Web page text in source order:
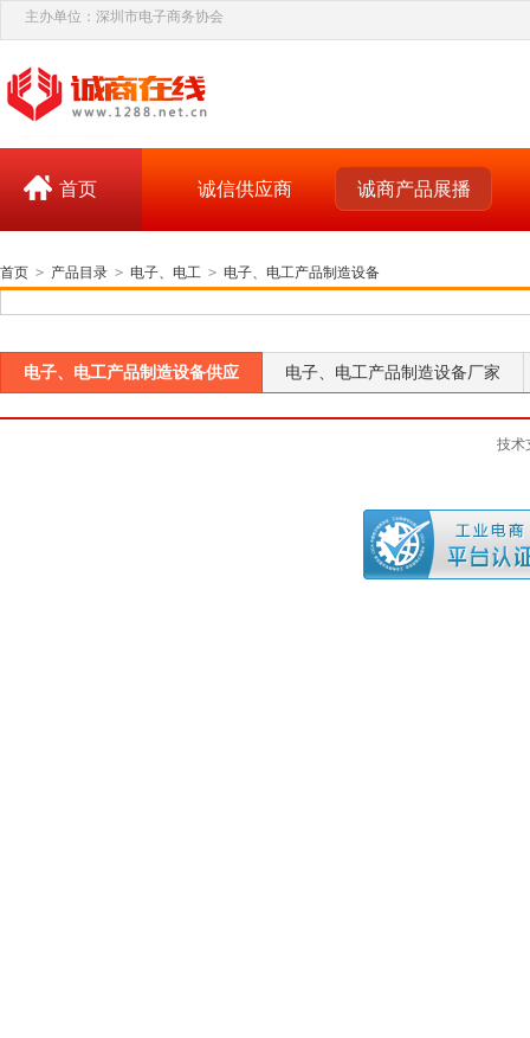
主办单位：深圳市电子商务协会
首页 诚信供应商 诚商产品展播
首页 > 产品目录 > 电子、电工 > 电子、电工产品制造设备
电子、电工产品制造设备供应 电子、电工产品制造设备厂家
技术